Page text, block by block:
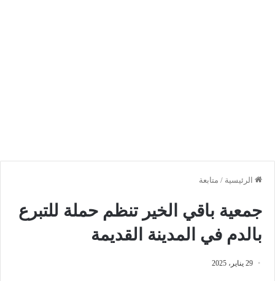
الرئيسية / متابعة
جمعية باقي الخير تنظم حملة للتبرع
بالدم في المدينة القديمة
29 يناير، 2025